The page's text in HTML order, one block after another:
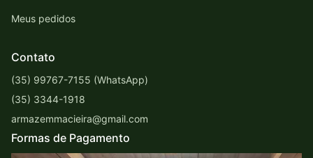
Meus pedidos
Contato
(35) 99767-7155 (WhatsApp)
(35) 3344-1918
armazemmacieira@gmail.com
Formas de Pagamento